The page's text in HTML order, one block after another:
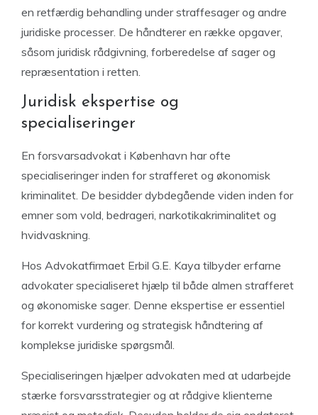
en retfærdig behandling under straffesager og andre
juridiske processer. De håndterer en række opgaver,
såsom juridisk rådgivning, forberedelse af sager og
repræsentation i retten.
Juridisk ekspertise og
specialiseringer
En forsvarsadvokat i København har ofte
specialiseringer inden for strafferet og økonomisk
kriminalitet. De besidder dybdegående viden inden for
emner som vold, bedrageri, narkotikakriminalitet og
hvidvaskning.
Hos Advokatfirmaet Erbil G.E. Kaya tilbyder erfarne
advokater specialiseret hjælp til både almen strafferet
og økonomiske sager. Denne ekspertise er essentiel
for korrekt vurdering og strategisk håndtering af
komplekse juridiske spørgsmål.
Specialiseringen hjælper advokaten med at udarbejde
stærke forsvarsstrategier og at rådgive klienterne